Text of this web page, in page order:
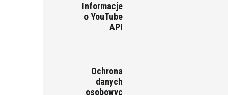
Informacje
o YouTube
API
Ochrona
danych
osobowyc